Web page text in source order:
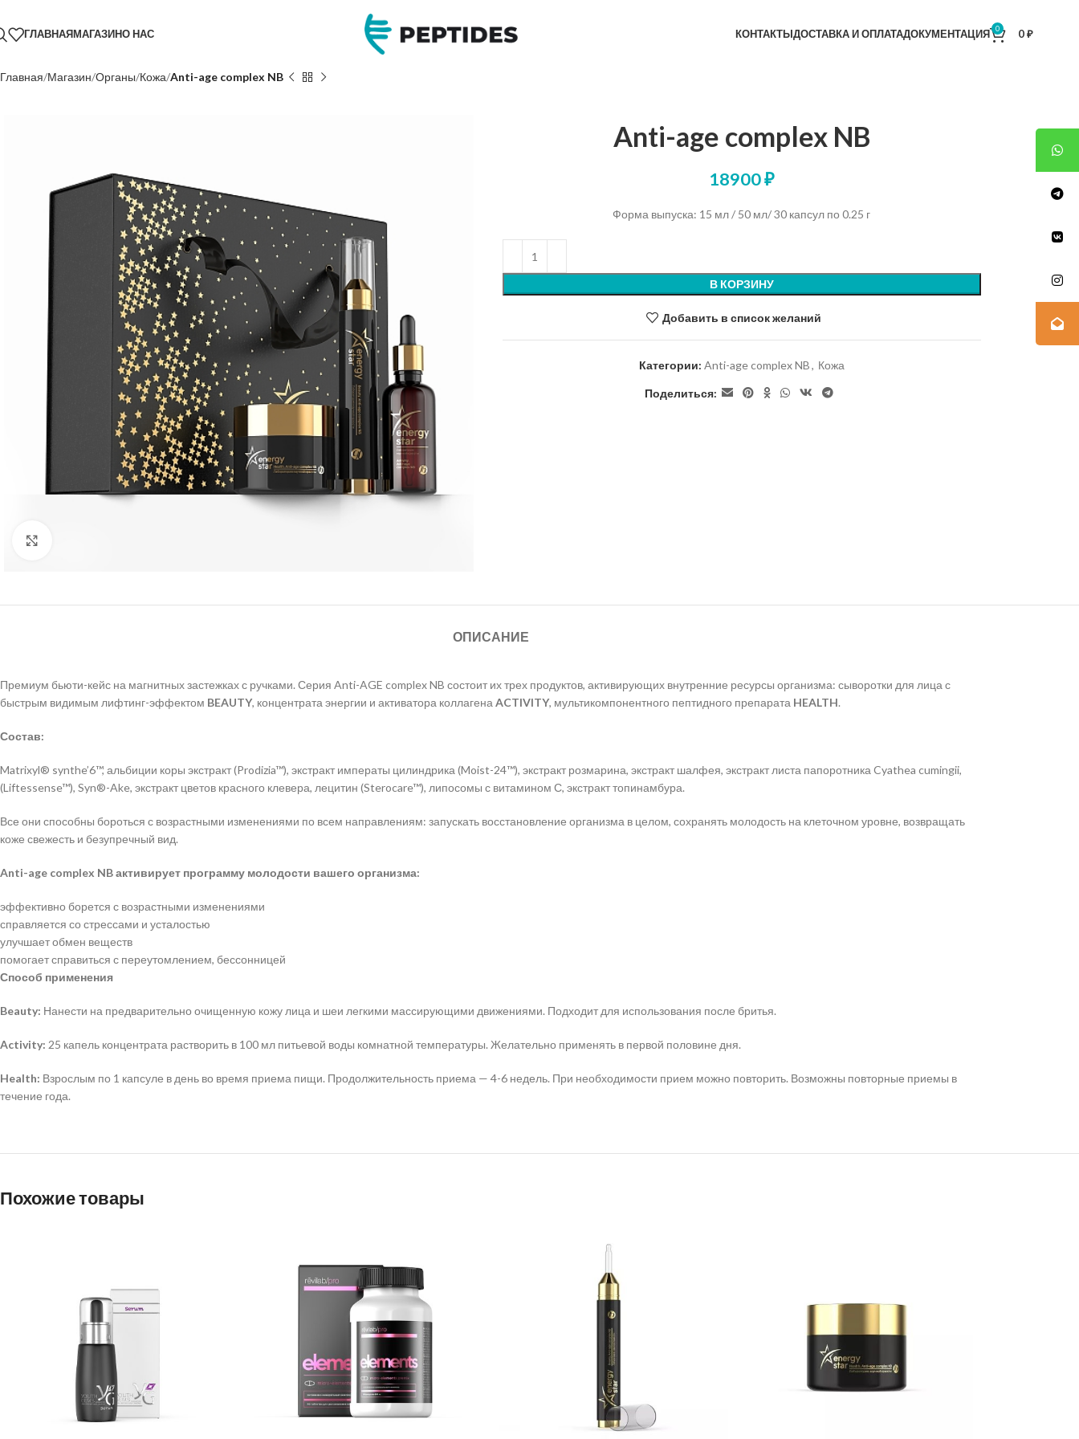
ГЛАВНАЯМАГАЗИНО НАС КОНТАКТЫДОСТАВКА И ОПЛАТАДОКУМЕНТАЦИЯ 0 0₽
Главная Магазин Органы Кожа Anti-age complex NB
Anti-age complex NB
18900₽
Форма выпуска: 15 мл / 50 мл/ 30 капсул по 0.25 г
В КОРЗИНУ
Добавить в список желаний
Категории: Anti-age complex NB, Кожа
Поделиться:
ОПИСАНИЕ
Премиум бьюти-кейс на магнитных застежках с ручками. Серия Anti-AGE complex NB состоит их трех продуктов, активирующих внутренние ресурсы организма: сыворотки для лица с
быстрым видимым лифтинг-эффектом BEAUTY, концентрата энергии и активатора коллагена ACTIVITY, мультикомпонентного пептидного препарата HEALTH.
Состав:
Matrixyl® synthe’6™, альбиции коры экстракт (Prodizia™), экстракт императы цилиндрика (Moist-24™), экстракт розмарина, экстракт шалфея, экстракт листа папоротника Cyathea cumingii,
(Liftessense™), Syn®-Ake, экстракт цветов красного клевера, лецитин (Sterocare™), липосомы с витамином С, экстракт топинамбура.
Все они способны бороться с возрастными изменениями по всем направлениям: запускать восстановление организма в целом, сохранять молодость на клеточном уровне, возвращать
коже свежесть и безупречный вид.
Anti-age complex NB активирует программу молодости вашего организма:
эффективно борется с возрастными изменениями
справляется со стрессами и усталостью
улучшает обмен веществ
помогает справиться с переутомлением, бессонницей
Способ применения
Beauty: Нанести на предварительно очищенную кожу лица и шеи легкими массирующими движениями. Подходит для использования после бритья.
Activity: 25 капель концентрата растворить в 100 мл питьевой воды комнатной температуры. Желательно применять в первой половине дня.
Health: Взрослым по 1 капсуле в день во время приема пищи. Продолжительность приема — 4-6 недель. При необходимости прием можно повторить. Возможны повторные приемы в
течение года.
Похожие товары